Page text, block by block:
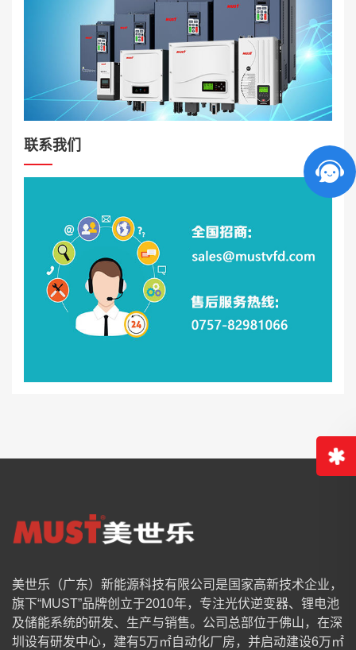
联系我们
美世乐（广东）新能源科技有限公司是国家高新技术企业，
旗下“MUST”品牌创立于2010年，专注光伏逆变器、锂电池
及储能系统的研发、生产与销售。公司总部位于佛山，在深
圳设有研发中心，建有5万㎡自动化厂房，并启动建设6万㎡